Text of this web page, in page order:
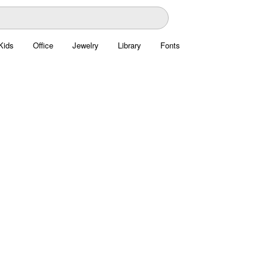
Office Jewelry Library Fonts